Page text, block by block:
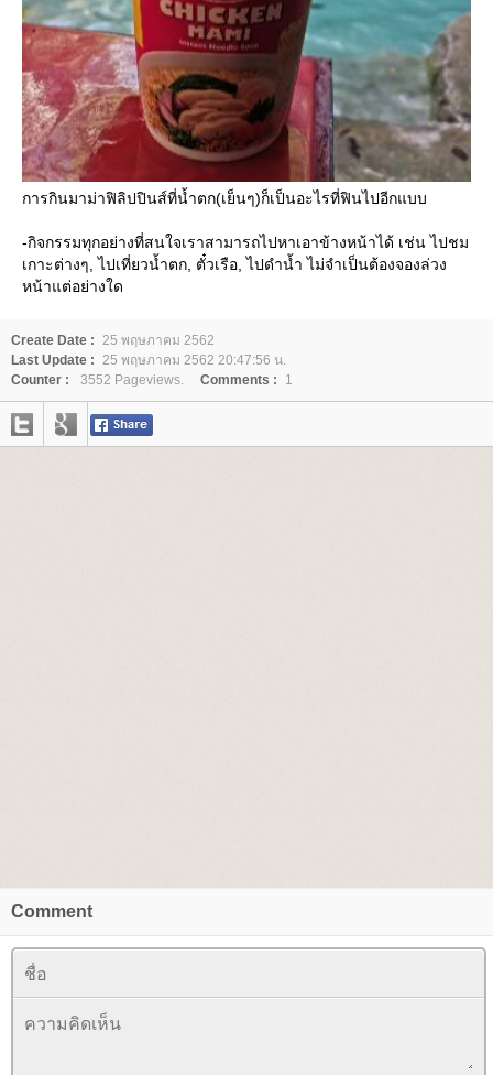
การกินมาม่าฟิลิปปินส์ที่น้ำตก(เย็นๆ)ก็เป็นอะไรที่ฟินไปอีกแบบ
-กิจกรรมทุกอย่างที่สนใจเราสามารถไปหาเอาข้างหน้าได้ เช่น ไปชม
เกาะต่างๆ, ไปเที่ยวน้ำตก, ตั๋วเรือ, ไปดำน้ำ ไม่จำเป็นต้องจองล่วง
หน้าแต่อย่างใด
Create Date : 25 พฤษภาคม 2562
Last Update : 25 พฤษภาคม 2562 20:47:56 น.
Counter :
3552 Pageviews. Comments : 1
Comment